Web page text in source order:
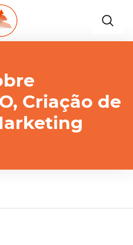
Criação de